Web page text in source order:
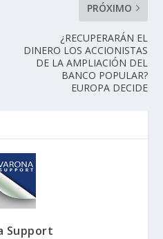
PRÓXIMO
¿RECUPERARÁN EL
DINERO LOS ACCIONISTAS
DE LA AMPLIACIÓN DEL
BANCO POPULAR?
EUROPA DECIDE
Support